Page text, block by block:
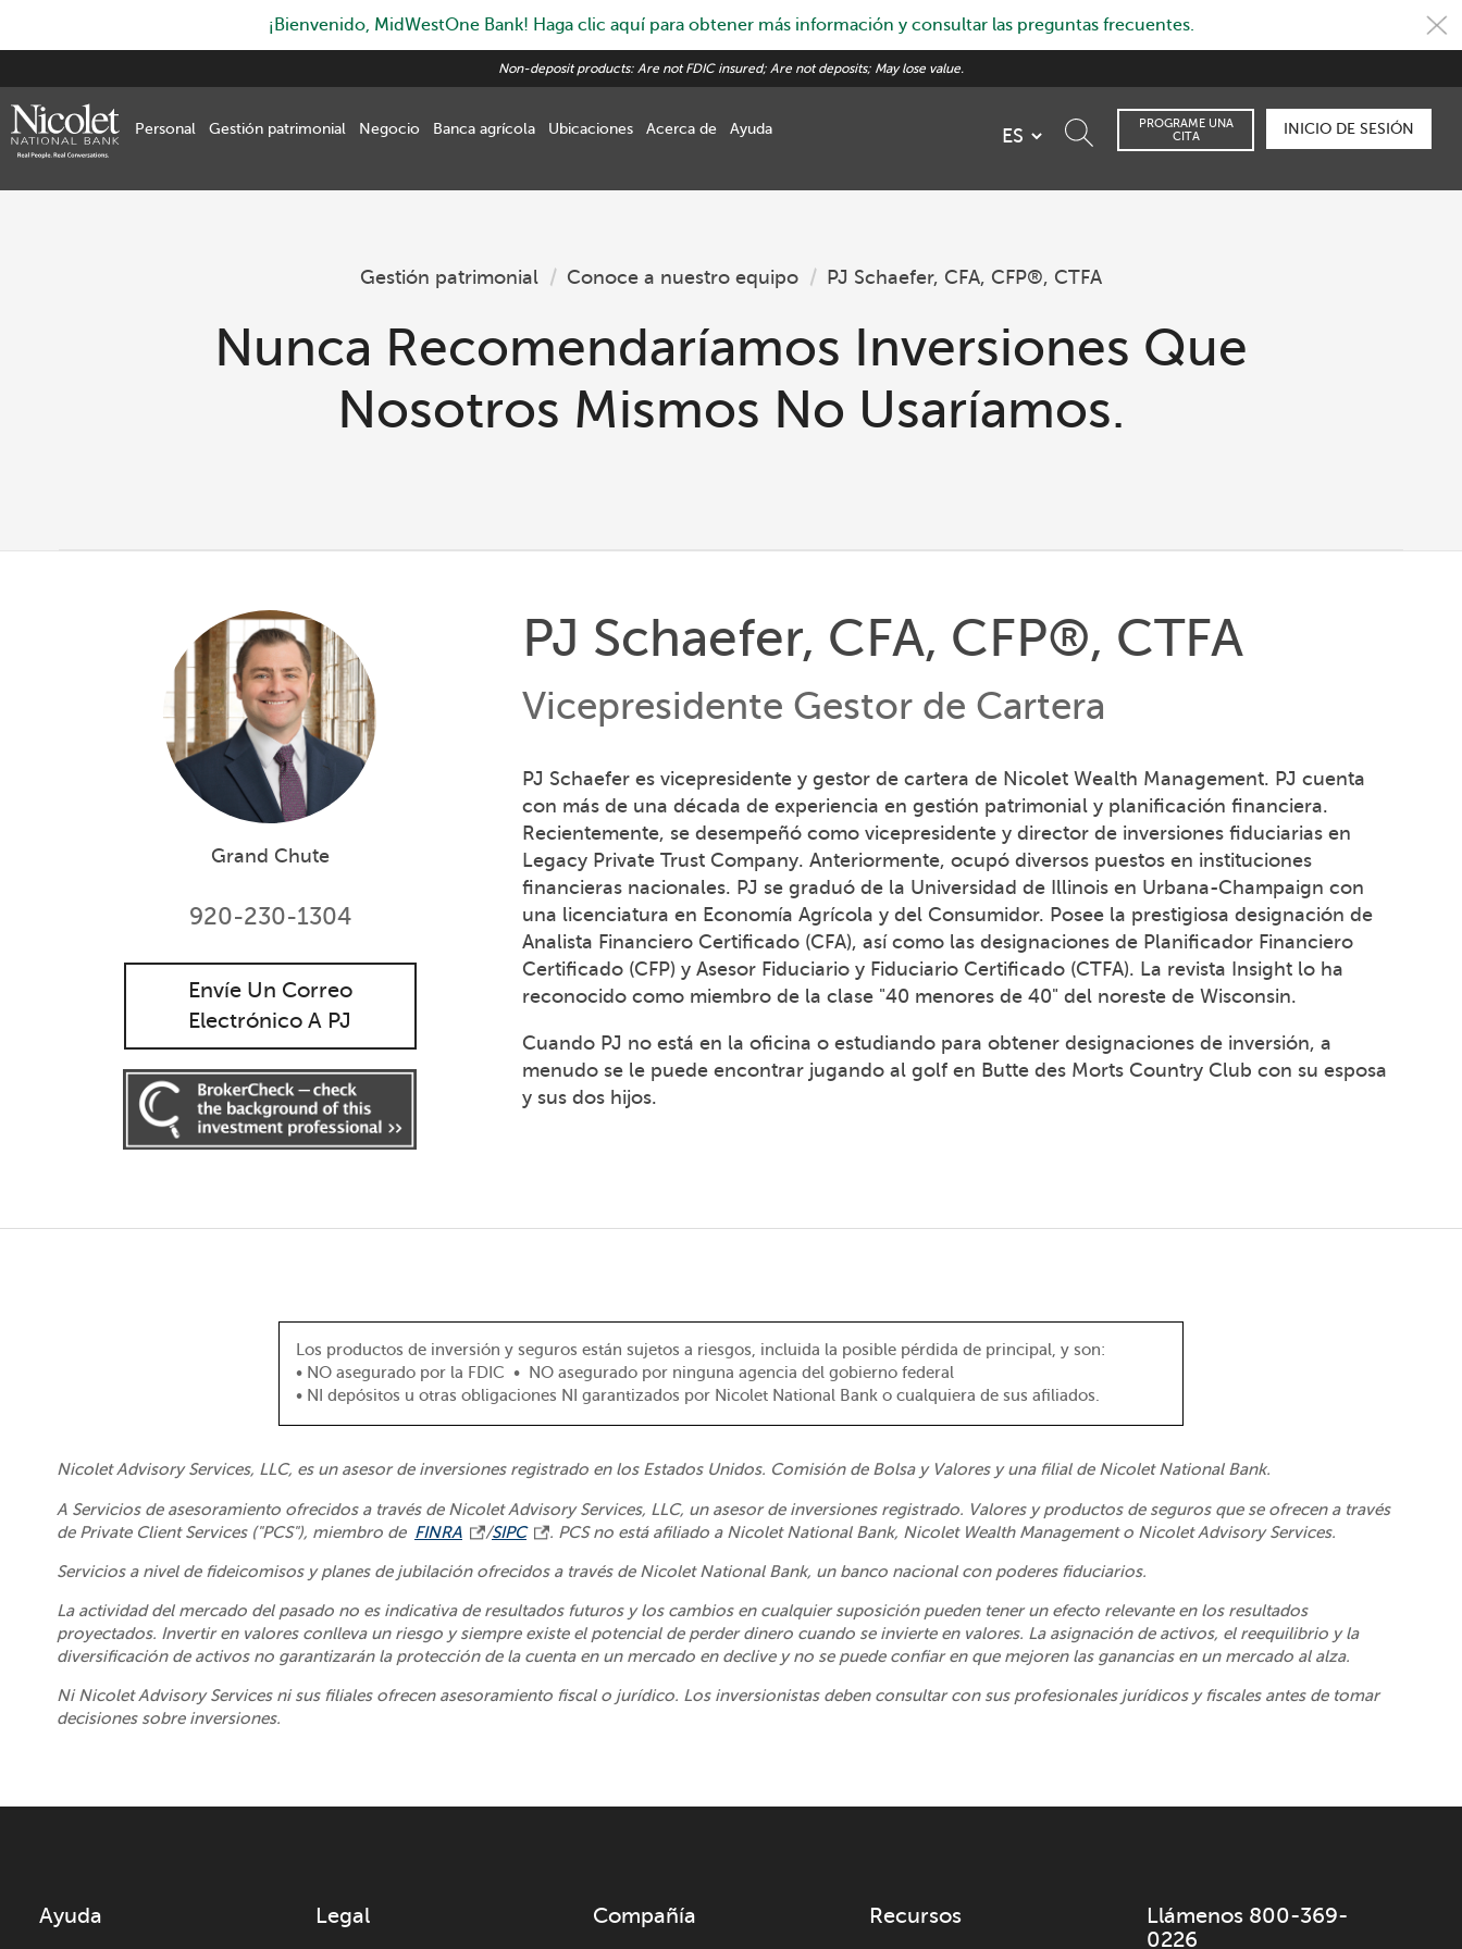
¡Bienvenido, MidWestOne Bank! Haga clic aquí para obtener más información y consultar las preguntas frecuentes.
to
main
content
Non-deposit products: Are not FDIC insured; Are not deposits; May lose value.
Personal Gestión patrimonial Negocio Banca agrícola Ubicaciones Acerca de Ayuda
PROGRAME UNA
CITA
INICIO DE SESIÓN
Gestión patrimonial / Conoce a nuestro equipo / PJ Schaefer, CFA, CFP®, CTFA
Nunca Recomendaríamos Inversiones Que
Nosotros Mismos No Usaríamos.
Grand Chute
920-230-1304
Envíe Un Correo
Electrónico A PJ
PJ Schaefer, CFA, CFP®, CTFA
Vicepresidente Gestor de Cartera
PJ Schaefer es vicepresidente y gestor de cartera de Nicolet Wealth Management. PJ cuenta
con más de una década de experiencia en gestión patrimonial y planificación financiera.
Recientemente, se desempeñó como vicepresidente y director de inversiones fiduciarias en
Legacy Private Trust Company. Anteriormente, ocupó diversos puestos en instituciones
financieras nacionales. PJ se graduó de la Universidad de Illinois en Urbana-Champaign con
una licenciatura en Economía Agrícola y del Consumidor. Posee la prestigiosa designación de
Analista Financiero Certificado (CFA), así como las designaciones de Planificador Financiero
Certificado (CFP) y Asesor Fiduciario y Fiduciario Certificado (CTFA). La revista Insight lo ha
reconocido como miembro de la clase "40 menores de 40" del noreste de Wisconsin.
Cuando PJ no está en la oficina o estudiando para obtener designaciones de inversión, a
menudo se le puede encontrar jugando al golf en Butte des Morts Country Club con su esposa
y sus dos hijos.
Los productos de inversión y seguros están sujetos a riesgos, incluida la posible pérdida de principal, y son:
• NO asegurado por la FDIC • NO asegurado por ninguna agencia del gobierno federal
• NI depósitos u otras obligaciones NI garantizados por Nicolet National Bank o cualquiera de sus afiliados.
Nicolet Advisory Services, LLC, es un asesor de inversiones registrado en los Estados Unidos. Comisión de Bolsa y Valores y una filial de Nicolet National Bank.
A Servicios de asesoramiento ofrecidos a través de Nicolet Advisory Services, LLC, un asesor de inversiones registrado. Valores y productos de seguros que se ofrecen a través
de Private Client Services ("PCS"), miembro de FINRA /SIPC . PCS no está afiliado a Nicolet National Bank, Nicolet Wealth Management o Nicolet Advisory Services.
Servicios a nivel de fideicomisos y planes de jubilación ofrecidos a través de Nicolet National Bank, un banco nacional con poderes fiduciarios.
La actividad del mercado del pasado no es indicativa de resultados futuros y los cambios en cualquier suposición pueden tener un efecto relevante en los resultados
proyectados. Invertir en valores conlleva un riesgo y siempre existe el potencial de perder dinero cuando se invierte en valores. La asignación de activos, el reequilibrio y la
diversificación de activos no garantizarán la protección de la cuenta en un mercado en declive y no se puede confiar en que mejoren las ganancias en un mercado al alza.
Ni Nicolet Advisory Services ni sus filiales ofrecen asesoramiento fiscal o jurídico. Los inversionistas deben consultar con sus profesionales jurídicos y fiscales antes de tomar
decisiones sobre inversiones.
Ayuda Legal Compañía Recursos
Llámenos 800-369-
0226